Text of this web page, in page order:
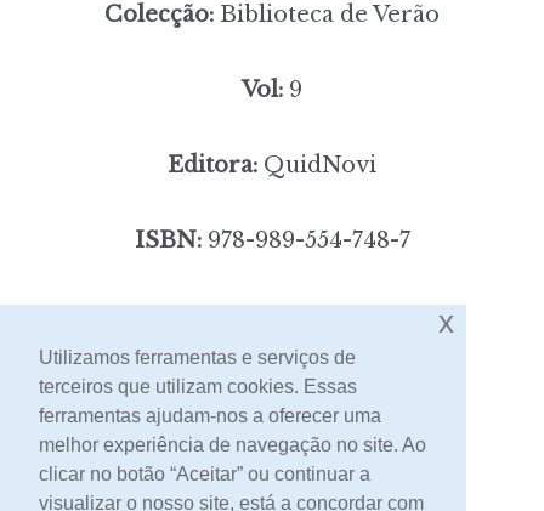
Colecção: Biblioteca de Verão
Vol: 9
Editora: QuidNovi
ISBN:978-989-554-748-7
[portes incluídos]
Contacto
Utilizamos ferramentas e serviços de
terceiros que utilizam cookies. Essas
ferramentas ajudam-nos a oferecer uma
melhor experiência de navegação no site. Ao
clicar no botão “Aceitar” ou continuar a
visualizar o nosso site, está a concordar com
x